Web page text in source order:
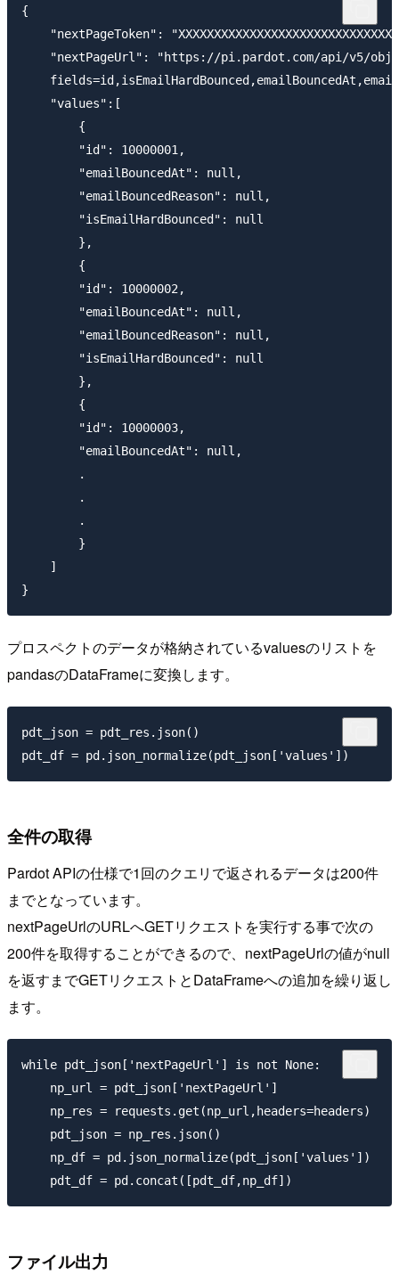
{
"nextPageToken":
"nextPageUrl": "https://pi.pardot.com/api/v5/
    "values":[
        {
        "id": 10000001,
        "emailBouncedAt": null,
        "emailBouncedReason": null,
        "isEmailHardBounced": null
        },
        {
        "id": 10000002,
        "emailBouncedAt": null,
        "emailBouncedReason": null,
        "isEmailHardBounced": null
        },
        {
        "id": 10000003,
        "emailBouncedAt": null,
        .
        .
        .
        }
    ]
プロスペクトのデータが格納されているvaluesのリストを
pandasのDataFrameに変換します。
pdt_json = pdt_res.json()
全件の取得
Pardot APIの仕様で1回のクエリで返されるデータは200件
までとなっています。
nextPageUrlのURLへGETリクエストを実行する事で次の
200件を取得することができるので、nextPageUrlの値がnull
を返すまでGETリクエストとDataFrameへの追加を繰り返し
ます。
while pdt_json['nextPageUrl'] is not None:
    np_url = pdt_json['nextPageUrl']
    np_res = requests.get(np_url,headers=headers)
    pdt_json = np_res.json()
    np_df = pd.json_normalize(pdt_json['values'])
ファイル出力